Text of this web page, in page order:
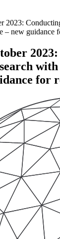
2023:
– new guidance
with
for